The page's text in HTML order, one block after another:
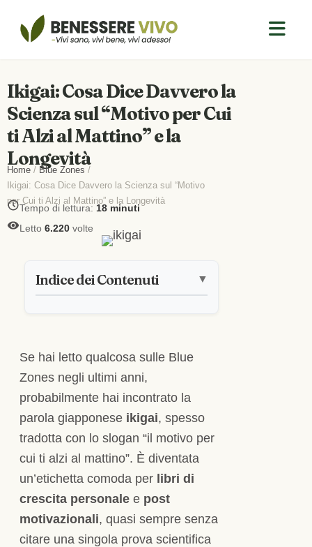
Ikigai: Cosa Dice Davvero la
Scienza sul “Motivo per Cui
ti Alzi al Mattino” e la
Longevità
Home / Blue Zones /
Ikigai: Cosa Dice Davvero la Scienza sul “Motivo
per Cui ti Alzi al Mattino” e la Longevità
Tempo di lettura:18 minuti
Letto 6.220 volte
Indice dei Contenuti ▼
Se hai letto qualcosa sulle Blue
Zones negli ultimi anni,
probabilmente hai incontrato la
parola giapponese ikigai, spesso
tradotta con lo slogan “il motivo per
cui ti alzi al mattino”. È diventata
un’etichetta comoda per libri di
crescita personale e post
motivazionali, quasi sempre senza
citare una singola prova scientifica